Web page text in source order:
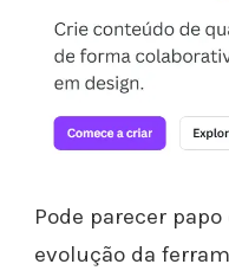
Pode parecer
evolução da